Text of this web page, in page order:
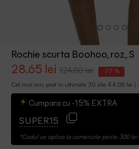
Rochie scurta Boohoo, roz, S
28.65 lei 124.00 lei -77 %
Cel mai mic pret in ultimele 30 zile 44.08 lei (
Cumpara cu -15% EXTRA
SUPER15
*Codul se aplica la comenzile peste 300 lei